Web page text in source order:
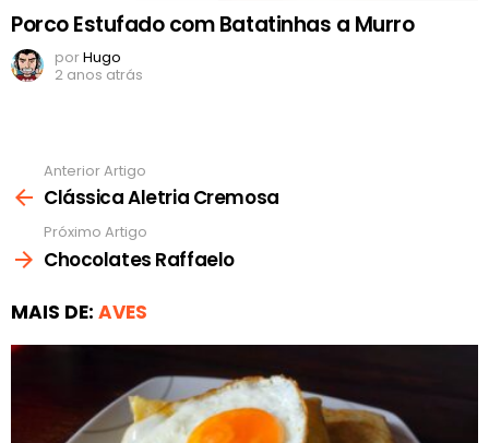
Porco Estufado com Batatinhas a Murro
porHugo
2 anos atrás
mais
Anterior Artigo
Clássica Aletria Cremosa
Próximo Artigo
Chocolates Raffaelo
MAIS DE: AVES